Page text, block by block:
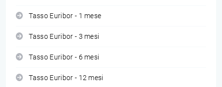
Tasso Euribor - 1 mese
Tasso Euribor - 3 mesi
Tasso Euribor - 6 mesi
Tasso Euribor - 12 mesi